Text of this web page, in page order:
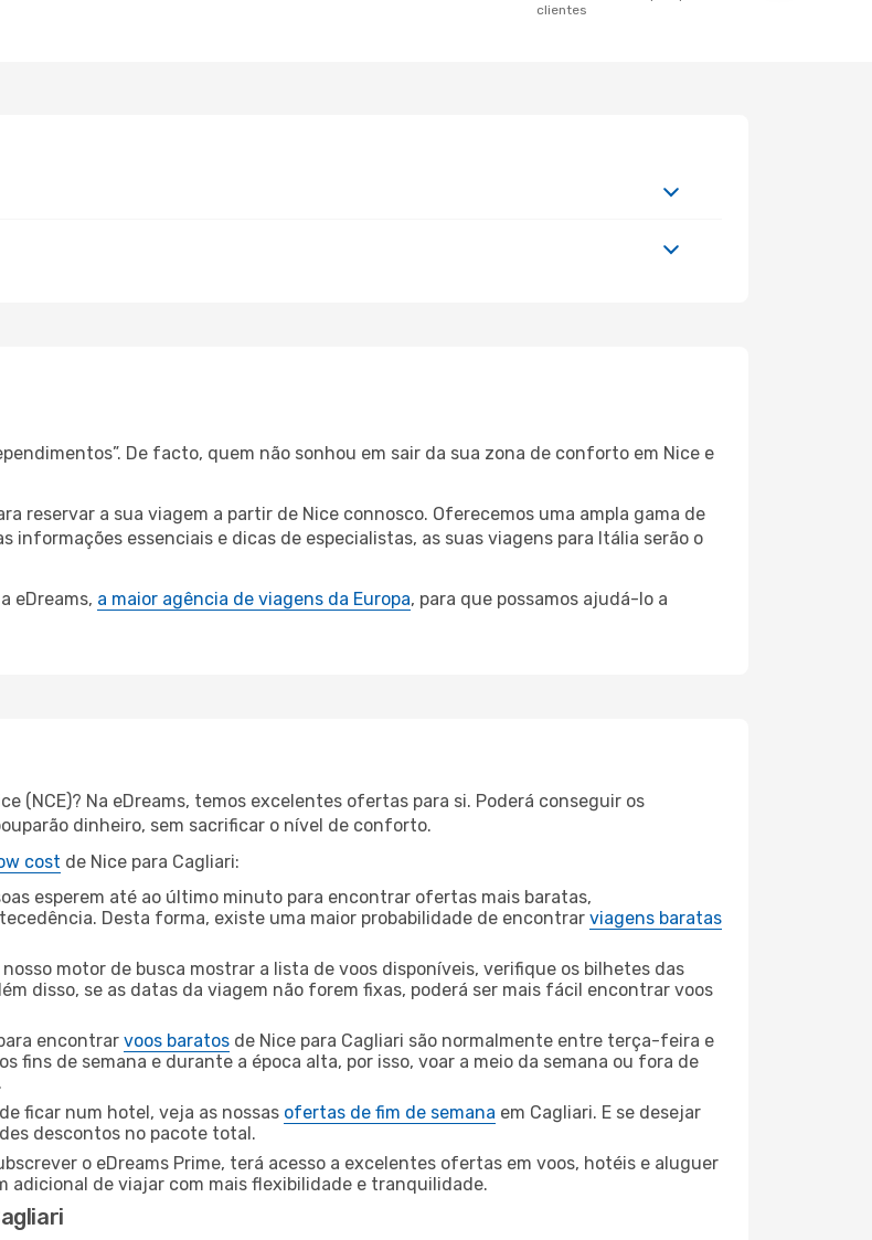
clientes
De facto, quem não sonhou em sair da sua zona de conforto em Nice e
reservar a sua viagem a partir de Nice connosco. Oferecemos uma ampla gama de
informações essenciais e dicas de especialistas, as suas viagens para Itália serão o
eDreams, a maior agência de viagens da Europa, para que possamos ajudá-lo a
(NCE)? Na eDreams, temos excelentes ofertas para si. Poderá conseguir os
dinheiro, sem sacrificar o nível de conforto.
cost de Nice para Cagliari:
esperem até ao último minuto para encontrar ofertas mais baratas,
Desta forma, existe uma maior probabilidade de encontrar viagens baratas
nosso motor de busca mostrar a lista de voos disponíveis, verifique os bilhetes das
disso, se as datas da viagem não forem fixas, poderá ser mais fácil encontrar voos
encontrar voos baratos de Nice para Cagliari são normalmente entre terça-feira e
fins de semana e durante a época alta, por isso, voar a meio da semana ou fora de
ficar num hotel, veja as nossas ofertas de fim de semana em Cagliari. E se desejar
descontos no pacote total.
o eDreams Prime, terá acesso a excelentes ofertas em voos, hotéis e aluguer
adicional de viajar com mais flexibilidade e tranquilidade.